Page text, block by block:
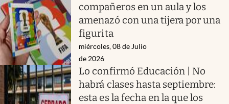
compañeros en un aula y los
amenazó con una tijera por una
figurita
miércoles, 08 de Julio
de 2026
Lo confirmó Educación | No
habrá clases hasta septiembre:
esta es la fecha en la que los